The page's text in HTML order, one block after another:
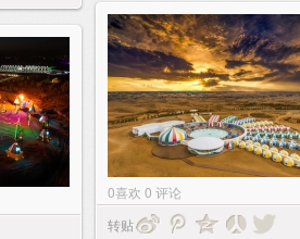
0喜欢 0 评论
转贴